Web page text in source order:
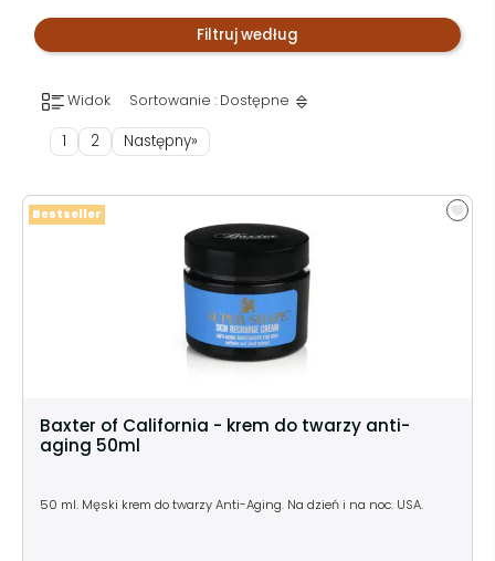
Filtruj według
Widok Sortowanie : Dostępne
1 2 Następny»
Baxter of California - krem do twarzy anti-
aging 50ml
50 ml. Męski krem do twarzy Anti-Aging. Na dzień i na noc. USA.
Bestseller